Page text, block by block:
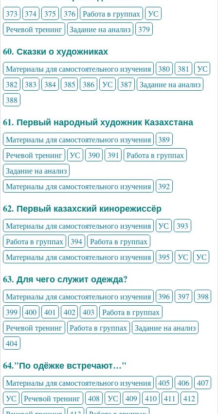
373 374 375 376 Работа в группах
УС
Речевой тренинг
Задание на анализ 379
60. Сказки о художниках
Материалы для самостоятельного изучения 380 381
УС
382
383 384 385 386 УС 387
Задание на анализ
388
61. Первый народный художник Казахстана
Материалы для самостоятельного изучения
389
Речевой тренинг
УС 390 391
Работа в группах
Задание на анализ
Материалы для самостоятельного изучения
392
62. Первый казахский кинорежиссёр
Материалы для самостоятельного изучения УС
393
Работа в группах
394
Работа в группах
Материалы для самостоятельного изучения
395 УС УС
63. Для чего служит одежда?
Материалы для самостоятельного изучения 396 397
398
399
400 401 402 403
Работа в группах
Речевой тренинг
Работа в группах
Задание на анализ
404
64."По одёжке встречают…"
Материалы для самостоятельного изучения 405 406
407
УС
Речевой тренинг 408 УС 409 410 411
412